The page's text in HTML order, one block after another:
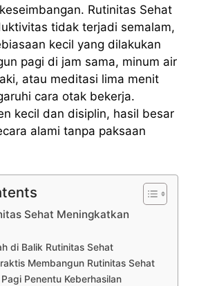
Rutinitas Sehat
tidak terjadi semalam,
kecil yang dilakukan
pagi di jam sama, minum air
atau meditasi lima menit
cara otak bekerja.
kecil dan disiplin, hasil besar
alami tanpa paksaan
Sehat Meningkatkan
di Balik Rutinitas Sehat
Membangun Rutinitas Sehat
Penentu Keberhasilan